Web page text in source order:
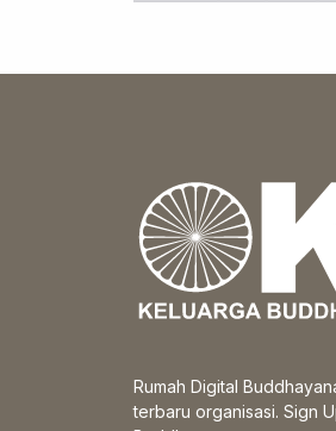
Rumah Digital
terbaru organisasi. Sign